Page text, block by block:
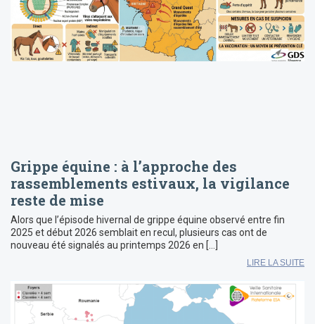
Grippe équine : à l’approche des
rassemblements estivaux, la vigilance
reste de mise
Alors que l’épisode hivernal de grippe équine observé entre fin
2025 et début 2026 semblait en recul, plusieurs cas ont de
nouveau été signalés au printemps 2026 en […]
LIRE LA SUITE